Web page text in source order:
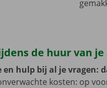
de huur van je
en hulp bij al je vragen:
kosten: op